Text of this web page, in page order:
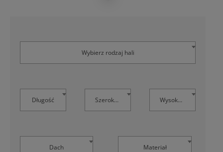
Wybierz rodzaj hali
Długość Szerokość Wysokość
Dach Materiał